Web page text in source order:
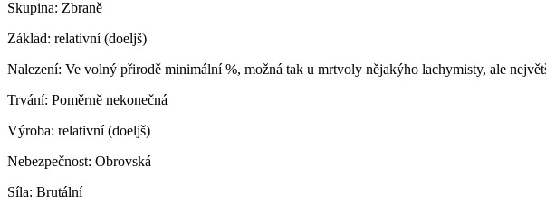
Skupina: Zbraně
Základ: relativní (doeljš)
Nalezení: Ve volný přirodě minimální %, možná tak u mrtvoly nějakýho lachymisty, ale
Trvání: Poměrně nekonečná
Výroba: relativní (doeljš)
Nebezpečnost: Obrovská
Síla: Brutální